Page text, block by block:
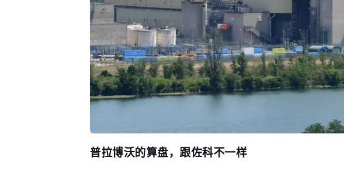
普拉博沃的算盘，跟佐科不一样